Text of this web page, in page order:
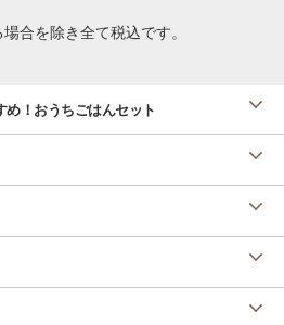
合を除き全て税込です。
め！おうちごはんセット